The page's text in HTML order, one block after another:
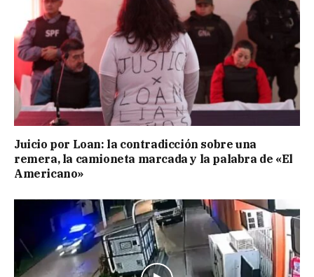
Juicio por Loan: la contradicción sobre una
remera, la camioneta marcada y la palabra de «El
Americano»